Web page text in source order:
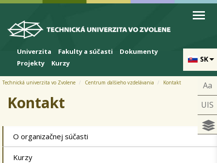
Skip to cookies
Skip to navigation
Skočiť na hlavný obsah
SK
Univerzita Fakulty a súčasti
Dokumenty
Projekty
Kurzy
Aa
UIS
Technická univerzita vo Zvolene Centrum ďalšieho vzdelávania Kontakt
Kontakt
O organizačnej súčasti
Kurzy